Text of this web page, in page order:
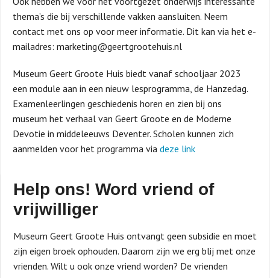
thema’s die bij verschillende vakken aansluiten. Neem
contact met ons op voor meer informatie. Dit kan via het e-
mailadres: marketing@geertgrootehuis.nl
Museum Geert Groote Huis biedt vanaf schooljaar 2023
een module aan in een nieuw lesprogramma, de Hanzedag.
Examenleerlingen geschiedenis horen en zien bij ons
museum het verhaal van Geert Groote en de Moderne
Devotie in middeleeuws Deventer. Scholen kunnen zich
aanmelden voor het programma via deze link
Help ons! Word vriend of
vrijwilliger
Museum Geert Groote Huis ontvangt geen subsidie en moet
zijn eigen broek ophouden. Daarom zijn we erg blij met onze
vrienden. Wilt u ook onze vriend worden? De vrienden